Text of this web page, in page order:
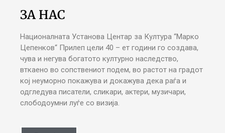
ЗА НАС
Националната Установа Центар за Култура “Марко
Цепенков“ Прилеп цели 40 – ет години го создава,
чува и негува богатото културно наследство,
вткаено во сопствениот подем, во растот на градот
кој неуморно покажува и докажува дека раѓа и
одгледува писатели, сликари, актери, музичари,
слободоумни луѓе со визија.